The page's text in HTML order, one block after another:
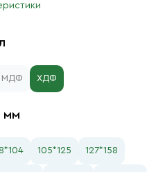
МДФ ХДФ
мм
105*125 127*158